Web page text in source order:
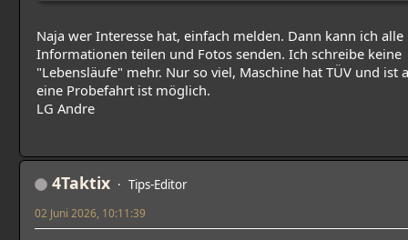
Naja wer Interesse hat, einfach melden. Dann kann ich alle
Informationen teilen und Fotos senden. Ich schreibe keine
"Lebensläufe" mehr. Nur so viel, Maschine hat TÜV und ist
eine Probefahrt ist möglich.
LG Andre
4Taktix Tips-Editor
02 Juni 2026, 10:11:39